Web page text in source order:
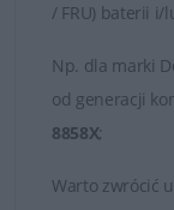
/ FRU) baterii i/
Np. dla marki
od generacji
8858X;
Warto zwrócić